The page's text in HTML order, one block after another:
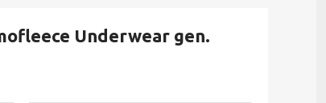
Underwear gen.